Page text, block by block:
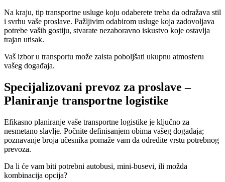
Na kraju, tip transportne usluge koju odaberete treba da odražava stil
i svrhu vaše proslave. Pažljivim odabirom usluge koja zadovoljava
potrebe vaših gostiju, stvarate nezaboravno iskustvo koje ostavlja
trajan utisak.
Vaš izbor u transportu može zaista poboljšati ukupnu atmosferu
vašeg događaja.
Specijalizovani prevoz za proslave –
Planiranje transportne logistike
Efikasno planiranje vaše transportne logistike je ključno za
nesmetano slavlje. Počnite definisanjem obima vašeg događaja;
poznavanje broja učesnika pomaže vam da odredite vrstu potrebnog
prevoza.
Da li će vam biti potrebni autobusi, mini-busevi, ili možda
kombinacija opcija?